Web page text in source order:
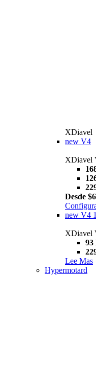
XDiavel
new V4
XDiavel
Desde
new V4
XDiavel
93
Lee Mas
Hypermotard